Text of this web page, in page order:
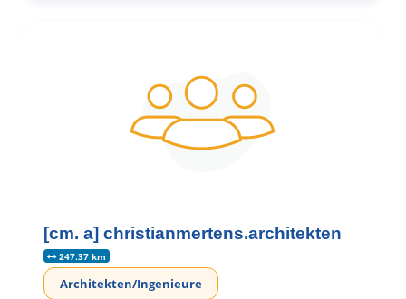
[cm. a] christianmertens.architekten
247.37 km
Architekten/Ingenieure